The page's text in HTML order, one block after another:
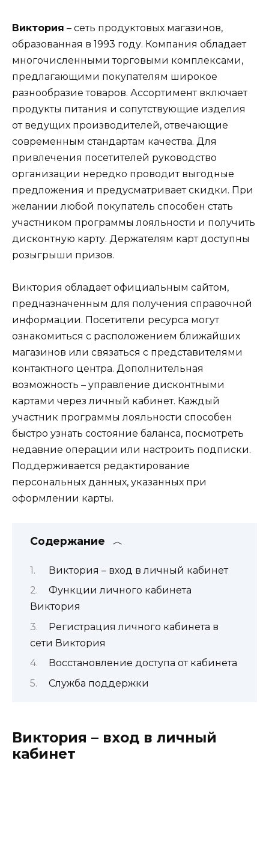
Виктория – сеть продуктовых магазинов,
образованная в 1993 году. Компания обладает
многочисленными торговыми комплексами,
предлагающими покупателям широкое
разнообразие товаров. Ассортимент включает
продукты питания и сопутствующие изделия
от ведущих производителей, отвечающие
современным стандартам качества. Для
привлечения посетителей руководство
организации нередко проводит выгодные
предложения и предусматривает скидки. При
желании любой покупатель способен стать
участником программы лояльности и получить
дисконтную карту. Держателям карт доступны
розыгрыши призов.
Виктория обладает официальным сайтом,
предназначенным для получения справочной
информации. Посетители ресурса могут
ознакомиться с расположением ближайших
магазинов или связаться с представителями
контактного центра. Дополнительная
возможность – управление дисконтными
картами через личный кабинет. Каждый
участник программы лояльности способен
быстро узнать состояние баланса, посмотреть
недавние операции или настроить подписки.
Поддерживается редактирование
персональных данных, указанных при
оформлении карты.
Содержание
Виктория – вход в личный кабинет
Функции личного кабинета
Виктория
Регистрация личного кабинета в
сети Виктория
Восстановление доступа от кабинета
Служба поддержки
Виктория – вход в личный
кабинет